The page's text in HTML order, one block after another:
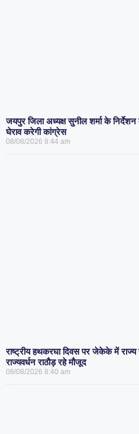
जयपुर जिला अध्यक्ष सुनील शर्मा के
घेराव करेगी कांग्रेस
08/08/2026 8:44 am
राष्ट्रीय हथकरघा दिवस पर जेकेके में
राज्यवर्धन राठौड़ रहे मौजूद
08/08/2026 8:40 am